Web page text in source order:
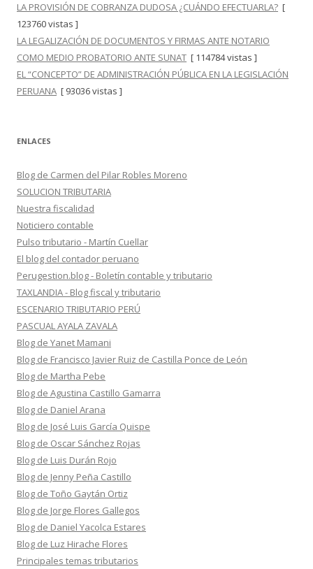
LA PROVISIÓN DE COBRANZA DUDOSA ¿CUÁNDO EFECTUARLA? [
123760 vistas ]
LA LEGALIZACIÓN DE DOCUMENTOS Y FIRMAS ANTE NOTARIO
COMO MEDIO PROBATORIO ANTE SUNAT [ 114784 vistas ]
EL “CONCEPTO” DE ADMINISTRACIÓN PÚBLICA EN LA LEGISLACIÓN
PERUANA [ 93036 vistas ]
ENLACES
Blog de Carmen del Pilar Robles Moreno
SOLUCION TRIBUTARIA
Nuestra fiscalidad
Noticiero contable
Pulso tributario - Martín Cuellar
El blog del contador peruano
Perugestion.blog - Boletín contable y tributario
TAXLANDIA - Blog fiscal y tributario
ESCENARIO TRIBUTARIO PERÚ
PASCUAL AYALA ZAVALA
Blog de Yanet Mamani
Blog de Francisco Javier Ruiz de Castilla Ponce de León
Blog de Martha Pebe
Blog de Agustina Castillo Gamarra
Blog de Daniel Arana
Blog de José Luis García Quispe
Blog de Oscar Sánchez Rojas
Blog de Luis Durán Rojo
Blog de Jenny Peña Castillo
Blog de Toño Gaytán Ortiz
Blog de Jorge Flores Gallegos
Blog de Daniel Yacolca Estares
Blog de Luz Hirache Flores
Principales temas tributarios